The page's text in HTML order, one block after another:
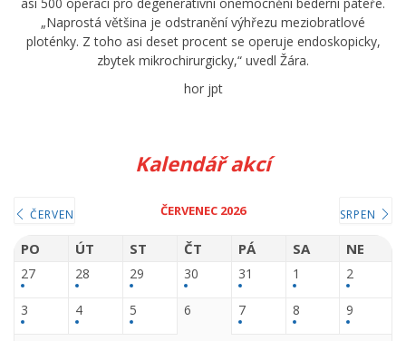
„Naprostá většina je odstranění výhřezu meziobratlové
ploténky. Z toho asi deset procent se operuje endoskopicky,
zbytek mikrochirurgicky,“ uvedl Žára.
hor jpt
Kalendář akcí
ČERVEN ČERVENEC 2026 SRPEN
PO ÚT ST ČT PÁ SA NE
27 28 29 30 31 1 2
3 4 5 6 7 8 9